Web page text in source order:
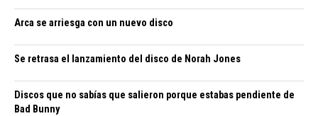
Arca se arriesga con un nuevo disco
Se retrasa el lanzamiento del disco de Norah Jones
Discos que no sabías que salieron porque estabas pendiente de
Bad Bunny